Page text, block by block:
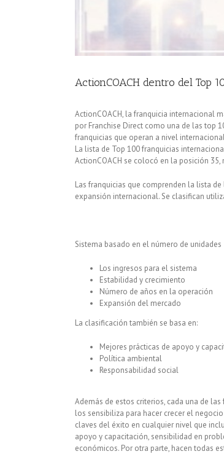
ActionCOACH dentro del Top
ActionCOACH, la franquicia internacional
por Franchise Direct como una de las top
franquicias que operan a nivel
La lista de Top 100 franquicias
ActionCOACH se colocó en la posición
Las franquicias que comprenden la lista
expansión internacional. Se clasifican
Sistema basado en el número de unidades
Los ingresos para el sistema
Estabilidad y crecimiento
Número de años en la operación
Expansión del mercado
La clasificación también se basa en:
Mejores prácticas de apoyo y
Política ambiental
Responsabilidad social
Además de estos criterios, cada una de
los sensibiliza para hacer crecer el
claves del éxito en cualquier nivel que
apoyo y capacitación, sensibilidad en
económicos. Por otra parte, hacen todas